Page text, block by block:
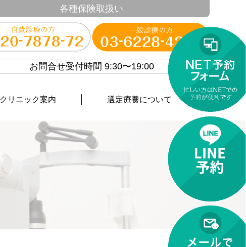
各種保険取扱い
お問合せ受付時間 9:30〜19:00
クリニック案内 選定療養について